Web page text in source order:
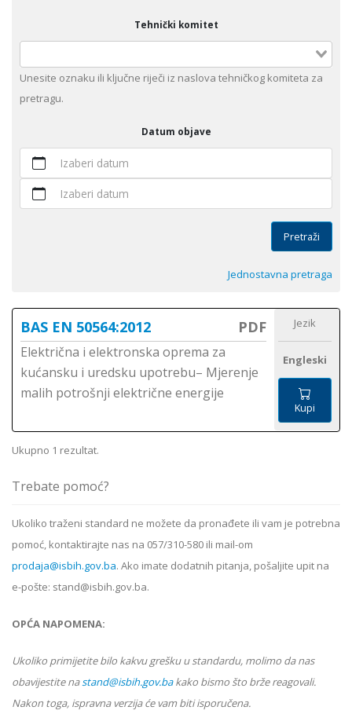
Tehnički komitet
Unesite оznaku ili ključne riječi iz naslova tehničkog komiteta za
pretragu.
Datum objave
Izaberi datum
Izaberi datum
Pretraži
Jednostavna pretraga
BAS EN 50564:2012 PDF
Električna i elektronska oprema za
kućansku i uredsku upotrebu– Mjerenje
malih potrošnji električne energije
Jezik
Engleski
Kupi
Ukupno 1 rezultat.
Trebate pomoć?
Ukoliko traženi standard ne možete da pronađete ili vam je potrebna
pomoć, kontaktirajte nas na 057/310-580 ili mail-om
prodaja@isbih.gov.ba. Ako imate dodatnih pitanja, pošaljite upit na
e-pošte: stand@isbih.gov.ba.
OPĆA NAPOMENA:
Ukoliko primijetite bilo kakvu grešku u standardu, molimo da nas
obavijestite nastand@isbih.gov.bakako bismo što brže reagovali.
Nakon toga, ispravna verzija će vam biti isporučena.